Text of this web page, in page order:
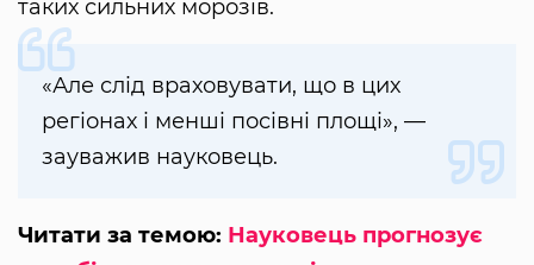
таких сильних морозів.
«Але слід враховувати, що в цих
регіонах і менші посівні площі», —
зауважив науковець.
Читати за темою: Науковець прогнозує